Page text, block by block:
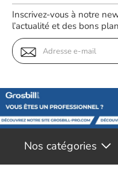
Inscrivez-vous à notre
l’actualité et des bons
Nos catégories